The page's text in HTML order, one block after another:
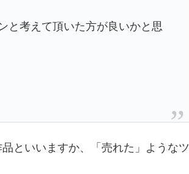
と考えて頂いた方が良いかと思
といいますか、「売れた」ようなツ